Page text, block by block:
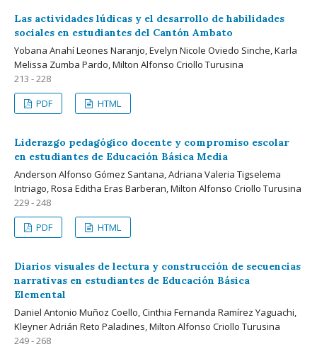
Las actividades lúdicas y el desarrollo de habilidades
sociales en estudiantes del Cantón Ambato
Yobana Anahí Leones Naranjo, Evelyn Nicole Oviedo Sinche, Karla
Melissa Zumba Pardo, Milton Alfonso Criollo Turusina
213 - 228
PDF
HTML
Liderazgo pedagógico docente y compromiso escolar
en estudiantes de Educación Básica Media
Anderson Alfonso Gómez Santana, Adriana Valeria Tigselema
Intriago, Rosa Editha Eras Barberan, Milton Alfonso Criollo Turusina
229 - 248
PDF
HTML
Diarios visuales de lectura y construcción de secuencias
narrativas en estudiantes de Educación Básica
Elemental
Daniel Antonio Muñoz Coello, Cinthia Fernanda Ramírez Yaguachi,
Kleyner Adrián Reto Paladines, Milton Alfonso Criollo Turusina
249 - 268